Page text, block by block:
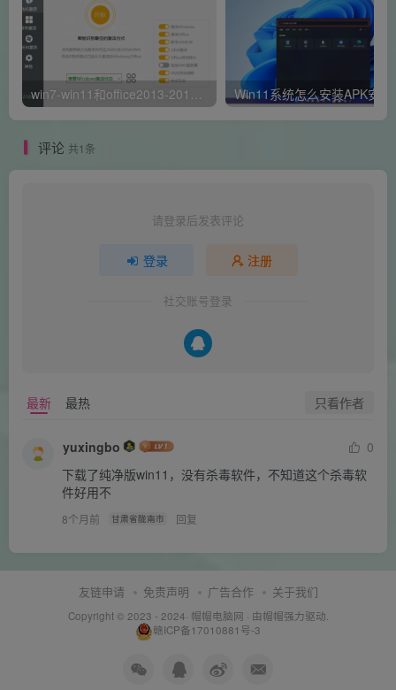
评论 共1条
请登录后发表评论
登录 注册
社交账号登录
最新 最热 只看作者
yuxingbo
0
下载了纯净版win11，没有杀毒软件，不知道这个杀毒软
件好用不
8个月前 甘肃省陇南市 回复
友链申请 免责声明 广告合作 关于我们
Copyright © 2023 - 2024· 帽帽电脑网 · 由帽帽强力驱动.
赣ICP备17010881号-3